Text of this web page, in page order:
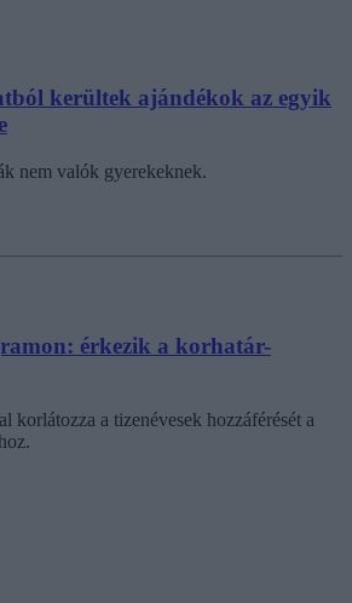
kerültek ajándékok az egyik
nem valók gyerekeknek.
érkezik a korhatár-
korlátozza a tizenévesek hozzáférését a